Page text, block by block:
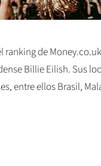
ranking de
Billie Eilish. Sus
entre ellos Brasil,